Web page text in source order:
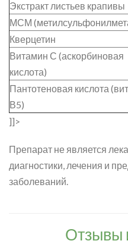
Экстракт листьев крапивы
МСМ
Кверцетин
Витамин С (аскорбиновая
кислота)
Пантотеновая кислота
В5)
]]>
Препарат не является
диагностики, лечения и
заболеваний.
Отзывы